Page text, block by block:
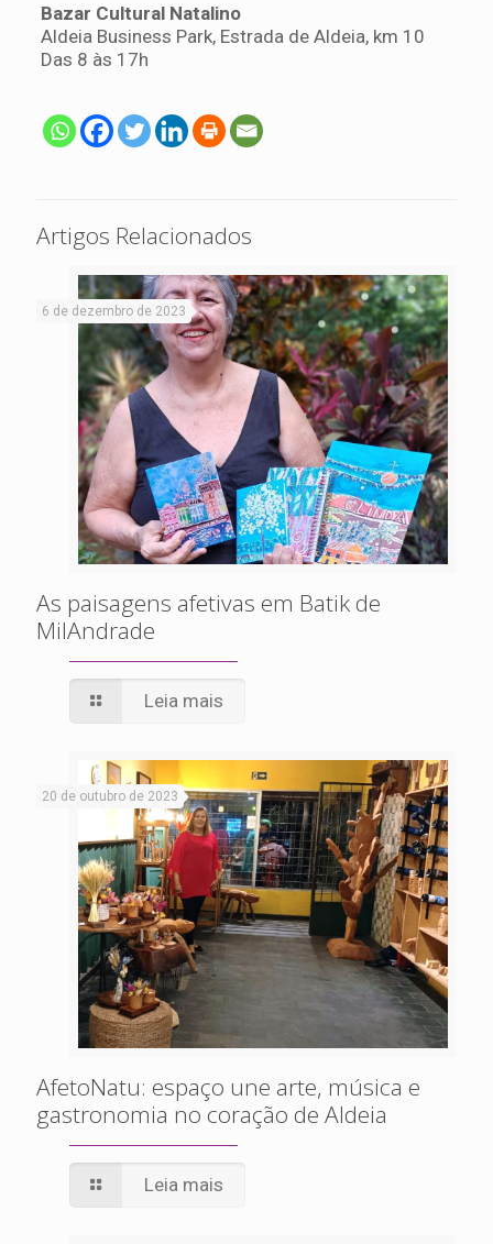
Bazar Cultural Natalino
Aldeia Business Park, Estrada de Aldeia, km 10
Das 8 às 17h
Artigos Relacionados
6 de dezembro de 2023
As paisagens afetivas em Batik de
MilAndrade
Leia mais
20 de outubro de 2023
AfetoNatu: espaço une arte, música e
gastronomia no coração de Aldeia
Leia mais